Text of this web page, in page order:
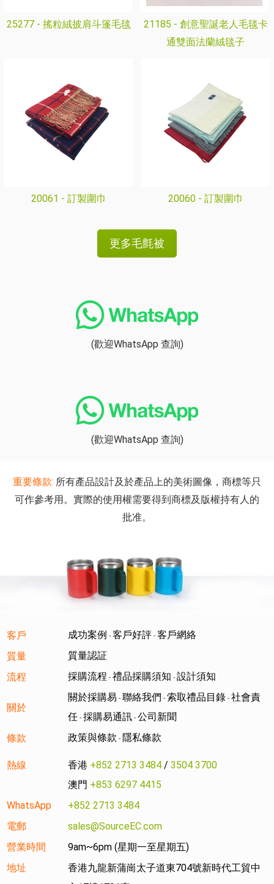
25277 - 搖粒絨披肩斗篷毛毯 21185 - 創意聖誕老人毛毯卡
通雙面法蘭絨毯子
20061 - 訂製圍巾 20060 - 訂製圍巾
更多毛氈被
(歡迎WhatsApp 查詢)
(歡迎WhatsApp 查詢)
重要條款: 所有產品設計及於產品上的美術圖像，商標等只
可作參考用。實際的使用權需要得到商標及版權持有人的
批准。
客戶 成功案例 - 客戶好評 - 客戶網絡
質量
質量認証
流程
採購流程 - 禮品採購須知 - 設計須知
關於
關於採購易 - 聯絡我們 - 索取禮品目錄 - 社會責
任 - 採購易通訊 - 公司新聞
條款
政策與條款 - 隱私條款
熱線 香港 +852 2713 3484 / 3504 3700
澳門 +853 6297 4415
WhatsApp
+852 2713 3484
電郵
sales@SourceEC.com
營業時間
9am~6pm (星期一至星期五)
地址
香港九龍新蒲崗太子道東704號新時代工貿中